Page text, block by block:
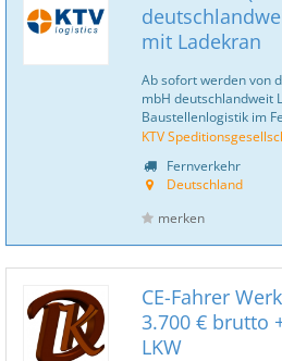
mit Ladekran
Ab sofort werden von
mbH deutschlandweit
Baustellenlogistik im
KTV
Fernverkehr
Deutschland
merken
CE-Fahrer
3.700 € brutto
LKW